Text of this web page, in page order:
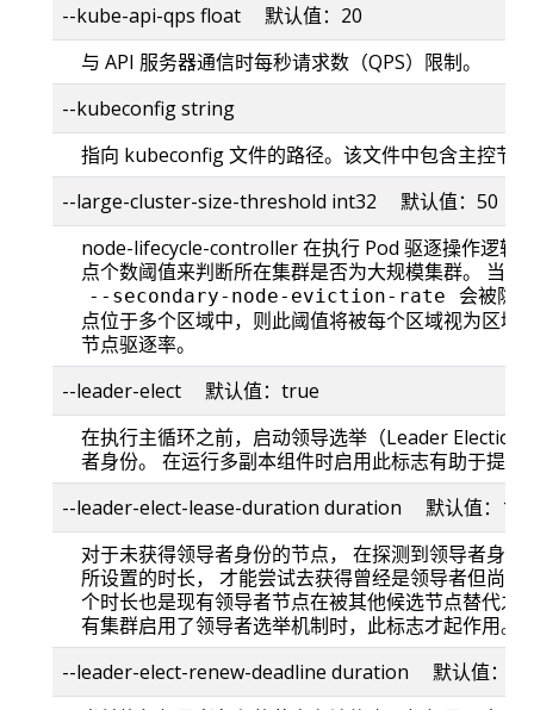
--kube-api-qps float 默认值：20
与 API 服务器通信时每秒请求数（QPS）限制。
--kubeconfig string
指向 kubeconfig 文件的路径。该文件中包含主控节
--large-cluster-size-threshold int32 默认值：50
node-lifecycle-controller 在执行 Pod 驱逐操作逻辑
点个数阈值来判断所在集群是否为大规模集群。 当
--secondary-node-eviction-rate
会被隐
点位于多个区域中，则此阈值将被每个区域视为区域
节点驱逐率。
--leader-elect 默认值：true
在执行主循环之前，启动领导选举（Leader Election
者身份。 在运行多副本组件时启用此标志有助于提高
--leader-elect-lease-duration duration 默认值：15s
对于未获得领导者身份的节点， 在探测到领导者身
所设置的时长， 才能尝试去获得曾经是领导者但尚
个时长也是现有领导者节点在被其他候选节点替代之
有集群启用了领导者选举机制时，此标志才起作用。
--leader-elect-renew-deadline duration 默认值：